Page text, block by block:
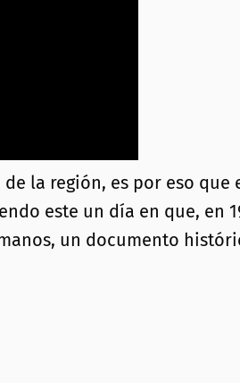
la región, es por eso
este un día en que, en
un documento